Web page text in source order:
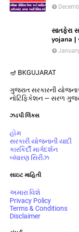
સાતફેરા સમુહ
yojana | સમુહ લગ્ન માં લગ્ન કરનાર યુગલ ને 12000
અને
આપતી
🪔 BKGUJARAT
ગુજરાત સરકારની
નોટિફિકેશન — સરળ
ઝડપી લિંક્સ
હોમ
સરકારી યોજનાની યાદી
કારકિર્દી માર્ગદર્શન
બંધારણ સિરીઝ
સાઇટ માહિતી
અમારા વિશે
Privacy Policy
Terms & Conditions
Disclaimer